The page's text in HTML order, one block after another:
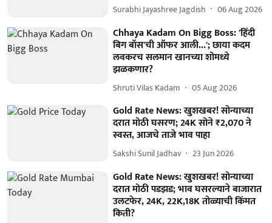
Surabhi Jayashree Jagdish 06 Aug 2026
Chhaya Kadam On Bigg Boss: 'हिंदी
बिग बॉस'ची ऑफर आली...'; छाया कदम
लवकरच सलमान खानच्या शोमध्ये
झळकणार?
Shruti Vilas Kadam 05 Aug 2026
Gold Rate News: खुशखबर! सोन्याच्या
दरात मोठी घसरण; 24K सोने ₹2,070 ने
स्वस्त, आजचे ताजे भाव पाहा
Sakshi Sunil Jadhav 23 Jun 2026
Gold Rate News: खुशखबर! सोन्याच्या
दरात मोठी पडझड; भाव घसरल्याने बाजारात
उलटफेर, 24K, 22K,18K तोळ्याची किंमत
किती?